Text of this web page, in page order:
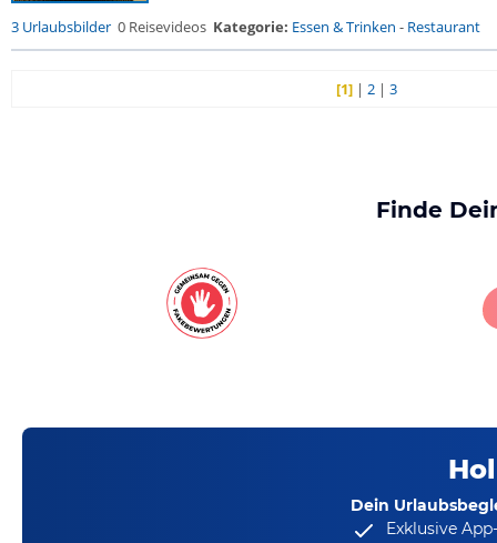
3 Urlaubsbilder 0 Reisevideos Kategorie: Essen & Trinken - Restaurant
[1] |2 |3
Finde
Dein
Exklusive